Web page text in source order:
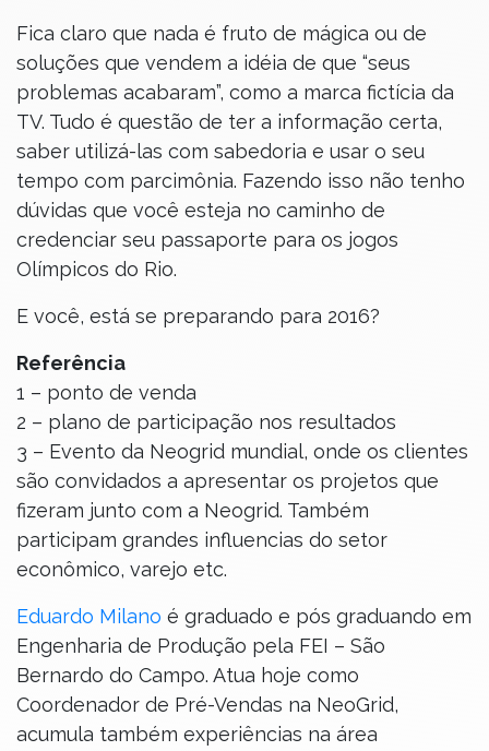
Fica claro que nada é fruto de mágica ou de
soluções que vendem a idéia de que “seus
problemas acabaram”, como a marca fictícia da
TV. Tudo é questão de ter a informação certa,
saber utilizá-las com sabedoria e usar o seu
tempo com parcimônia. Fazendo isso não tenho
dúvidas que você esteja no caminho de
credenciar seu passaporte para os jogos
Olímpicos do Rio.
E você, está se preparando para 2016?
Referência
1 – ponto de venda
2 – plano de participação nos resultados
3 – Evento da Neogrid mundial, onde os clientes
são convidados a apresentar os projetos que
fizeram junto com a Neogrid. Também
participam grandes influencias do setor
econômico, varejo etc.
Eduardo Milano é graduado e pós graduando em
Engenharia de Produção pela FEI – São
Bernardo do Campo. Atua hoje como
Coordenador de Pré-Vendas na NeoGrid,
acumula também experiências na área